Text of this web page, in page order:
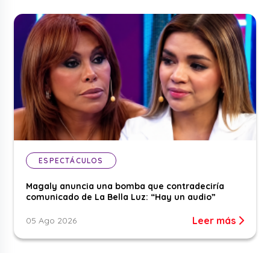
ESPECTÁCULOS
Magaly anuncia una bomba que contradeciría
comunicado de La Bella Luz: “Hay un audio”
05 Ago 2026 Leer más